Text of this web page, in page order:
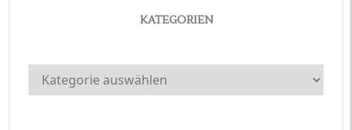
KATEGORIEN
Kategorien